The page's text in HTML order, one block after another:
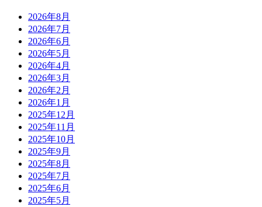
2026年8月
2026年7月
2026年6月
2026年5月
2026年4月
2026年3月
2026年2月
2026年1月
2025年12月
2025年11月
2025年10月
2025年9月
2025年8月
2025年7月
2025年6月
2025年5月